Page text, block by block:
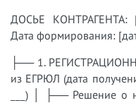
ДОСЬЕ
Дата формирования:
├── 1.
из ЕГРЮЛ (дата
___) │ ├── Решение о